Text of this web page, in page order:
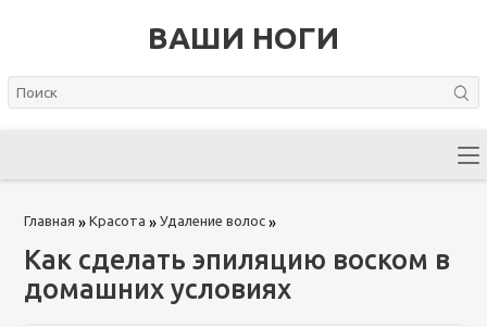
ВАШИ НОГИ
Главная » Красота » Удаление волос»
Как сделать эпиляцию воском в
домашних условиях